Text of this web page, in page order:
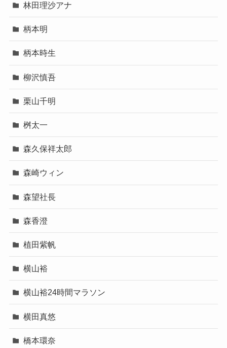
林田理沙アナ
柄本明
柄本時生
柳沢慎吾
栗山千明
桝太一
森久保祥太郎
森崎ウィン
森望社長
森香澄
植田紫帆
横山裕
横山裕24時間マラソン
横田真悠
橋本環奈